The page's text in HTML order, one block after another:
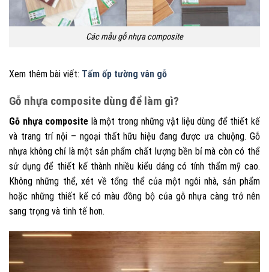
Các mẫu gỗ nhựa composite
Xem thêm bài viết: Tấm ốp tường vân gỗ
Gỗ nhựa composite dùng để làm gì?
Gỗ nhựa composite là một trong những vật liệu dùng để thiết kế
và trang trí nội – ngoại thất hữu hiệu đang được ưa chuộng. Gỗ
nhựa không chỉ là một sản phẩm chất lượng bền bỉ mà còn có thể
sử dụng để thiết kế thành nhiều kiểu dáng có tính thẩm mỹ cao.
Không những thể, xét về tổng thể của một ngôi nhà, sản phẩm
hoặc những thiết kế có màu đồng bộ của gỗ nhựa càng trở nên
sang trọng và tinh tế hơn.